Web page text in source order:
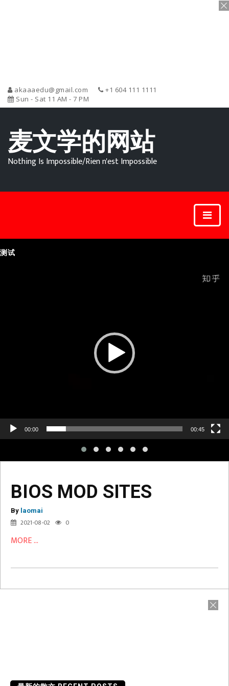
akaaaedu@gmail.com
+1 604 111 1111
Sun - Sat 11 AM - 7 PM
麦文学的网站
Nothing Is Impossible/Rien n'est Impossible
测试
00:00 00:45
BIOS MOD SITES
By laomai
2021-08-02 0
BIOS
MOD
SITES
MORE ...